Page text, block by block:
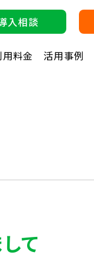
入相談
用料金 活用事例
て